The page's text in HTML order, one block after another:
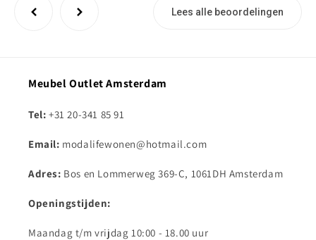
Lees alle beoordelingen
Meubel Outlet Amsterdam
Tel: +31 20-341 85 91
Email: modalifewonen@hotmail.com
Adres: Bos en Lommerweg 369-C, 1061DH Amsterdam
Openingstijden:
Maandag t/m vrijdag 10:00 - 18.00 uur